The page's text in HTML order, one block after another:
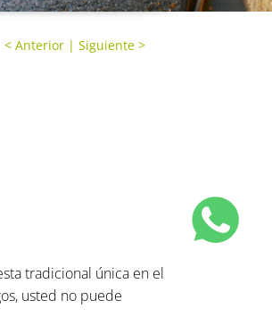
< Anterior | Siguiente >
tradicional única en el
usted no puede